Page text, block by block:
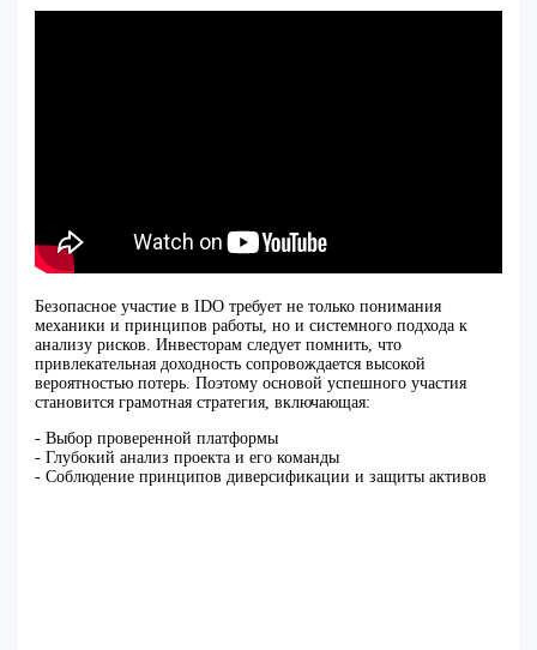
Безопасное участие в IDO требует не только понимания
механики и принципов работы, но и системного подхода к
анализу рисков. Инвесторам следует помнить, что
привлекательная доходность сопровождается высокой
вероятностью потерь. Поэтому основой успешного участия
становится грамотная стратегия, включающая:
- Выбор проверенной платформы
- Глубокий анализ проекта и его команды
- Соблюдение принципов диверсификации и защиты активов